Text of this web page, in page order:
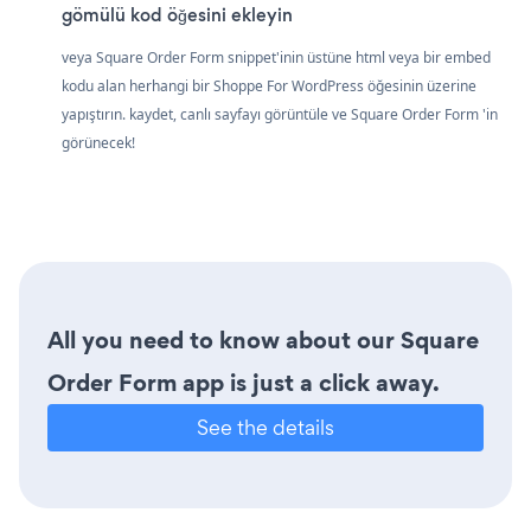
gömülü kod öğesini ekleyin
veya Square Order Form snippet'inin üstüne html veya bir embed
kodu alan herhangi bir Shoppe For WordPress öğesinin üzerine
yapıştırın. kaydet, canlı sayfayı görüntüle ve Square Order Form 'in
görünecek!
All you need to know about our Square
Order Form app is just a click away.
See the details